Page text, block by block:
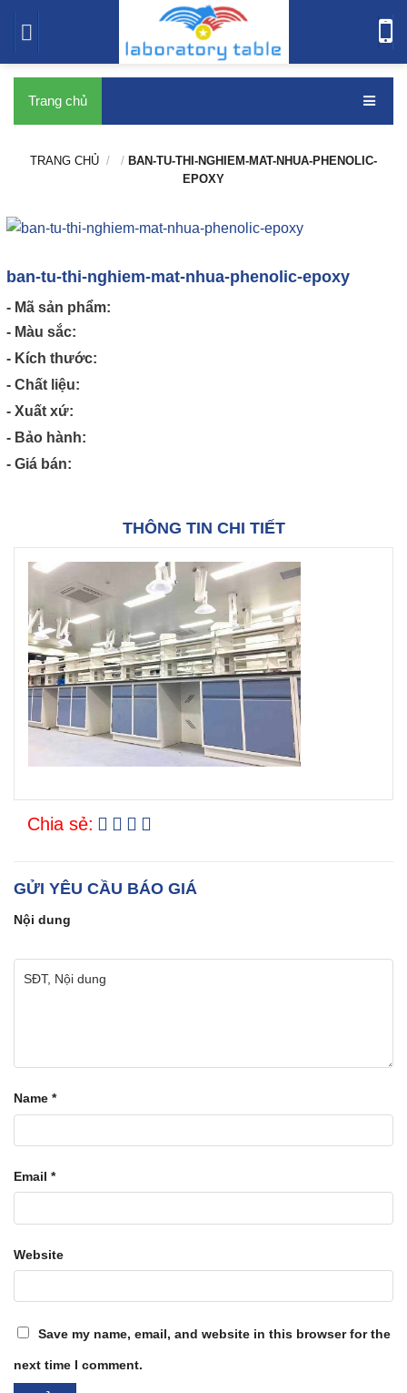
bàn thí nghiệm
Trang chủ
TRANG CHỦ / / BAN-TU-THI-NGHIEM-MAT-NHUA-PHENOLIC-
EPOXY
ban-tu-thi-nghiem-mat-nhua-phenolic-epoxy
- Mã sản phẩm:
- Màu sắc:
- Kích thước:
- Chất liệu:
- Xuất xứ:
- Bảo hành:
- Giá bán:
THÔNG TIN CHI TIẾT
Chia sẻ:
GỬI YÊU CẦU BÁO GIÁ
Nội dung
Name *
Email *
Website
Save my name, email, and website in this browser for the
next time I comment.